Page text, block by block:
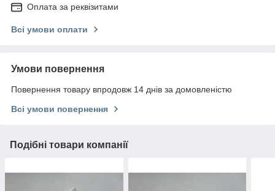
Оплата за реквізитами
Всі умови оплати
Умови повернення
Повернення товару впродовж 14 днів за домовленістю
Всі умови повернення
Подібні товари компанії